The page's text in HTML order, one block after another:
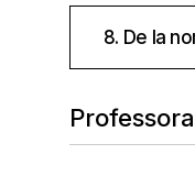
8. De la